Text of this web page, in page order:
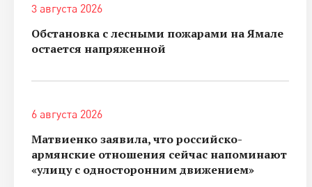
3 августа 2026
Обстановка с лесными пожарами на Ямале
остается напряженной
6 августа 2026
Матвиенко заявила, что российско-
армянские отношения сейчас напоминают
«улицу с односторонним движением»